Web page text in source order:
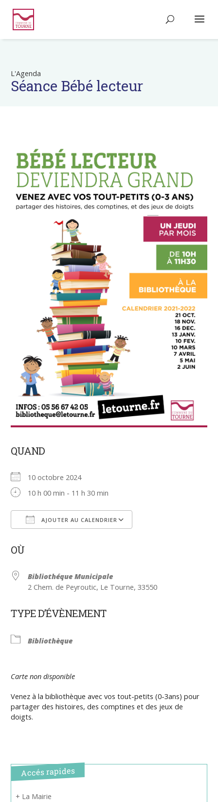
L'Agenda
Séance Bébé lecteur
QUAND
10 octobre 2024
10 h 00 min - 11 h 30 min
AJOUTER AU CALENDRIER
OÙ
Bibliothéque Municipale
2 Chem. de Peyroutic, Le Tourne, 33550
TYPE D’ÉVÈNEMENT
Bibliothèque
Carte non disponible
Venez à la bibliothèque avec vos tout-petits (0-3ans) pour
partager des histoires, des comptines et des jeux de
doigts.
Accés rapides
+ La Mairie